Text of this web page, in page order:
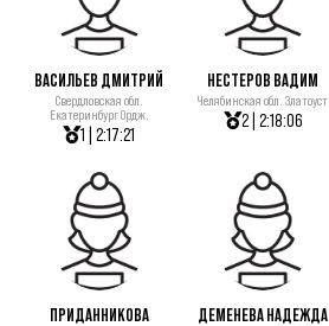
ВАСИЛЬЕВ ДМИТРИЙ
Свердловская обл.
Екатеринбург Ордж.
1 | 2:17:21
НЕСТЕРОВ ВАДИМ
Челябинская обл. Златоуст
2 | 2:18:06
ПРИДАННИКОВА
ДЕМЕНЕВА НАДЕЖДА